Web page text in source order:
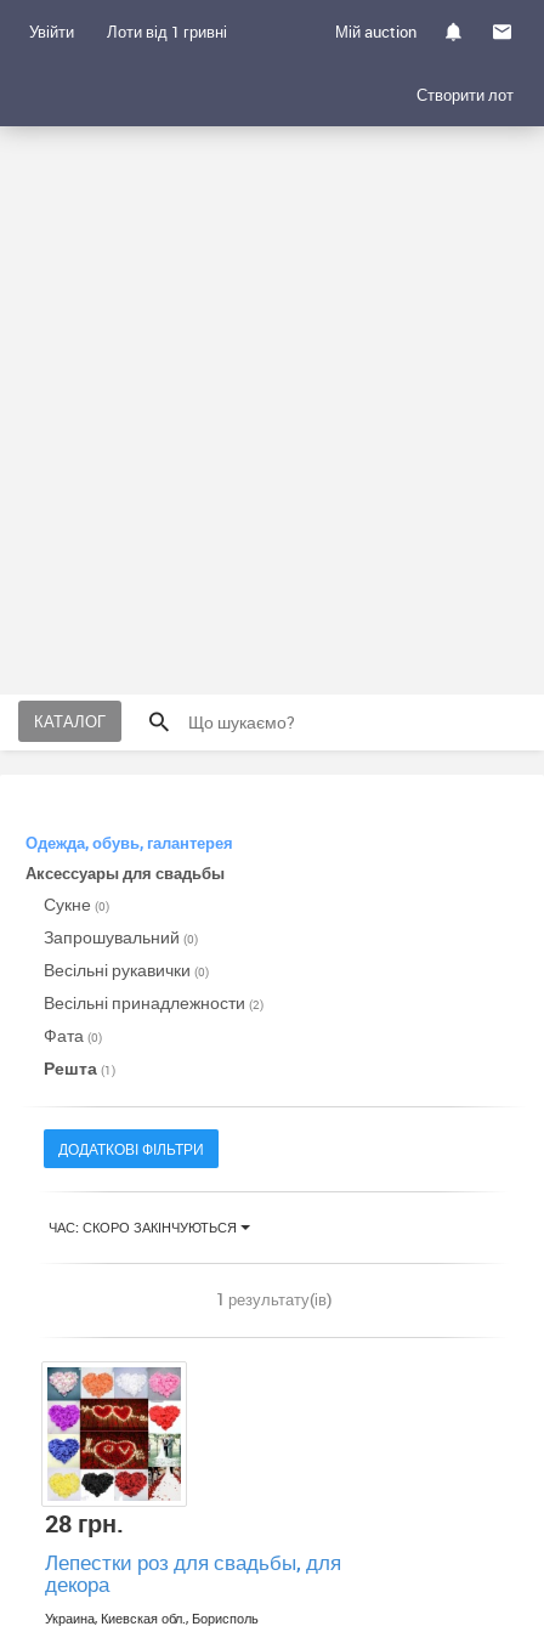
Увійти Лоти від 1 гривні Мій auction
Створити лот
КАТАЛОГ
Одежда, обувь, галантерея
Аксессуары для свадьбы
Сукне (0)
Запрошувальний (0)
Весільні рукавички (0)
Весільні принадлежности (2)
Фата (0)
Решта (1)
ДОДАТКОВІ ФІЛЬТРИ
ЧАС: СКОРО ЗАКІНЧУЮТЬСЯ
1 результату(ів)
28 грн.
Лепестки роз для свадьбы, для
декора
Украина, Киевская обл., Борисполь